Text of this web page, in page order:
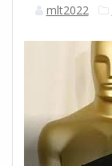
mlt2022